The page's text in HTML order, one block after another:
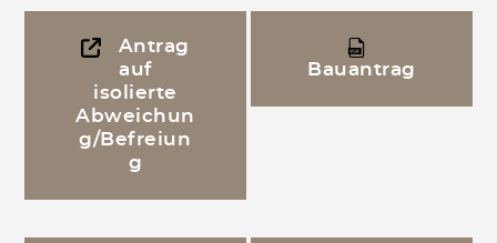
Antrag
auf
isolierte
Abweichun
g/Befreiun
g
Bauantrag